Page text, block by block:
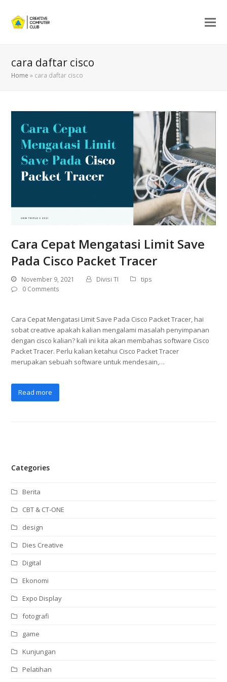
cara daftar cisco
Home » cara daftar cisco
Cara Cepat Mengatasi Limit Save
Pada Cisco Packet Tracer
November 9, 2021 Divisi TI
tips
0 Comments
Cara Cepat Mengatasi Limit Save Pada Cisco Packet Tracer, hai
sobat creative apakah kalian mengalami masalah penyimpanan
dengan cisco kalian? kali ini kita akan membahas software Cisco
Packet Tracer. Perlu kalian ketahui Cisco Packet Tracer
merupakan sebuah software untuk mendesain,…
Read more
Categories
Berita
CBT & CT-ONE
design
Dies Creative
Digital
Ekonomi
Expo Display
fotografi
game
Kunjungan
Pelatihan